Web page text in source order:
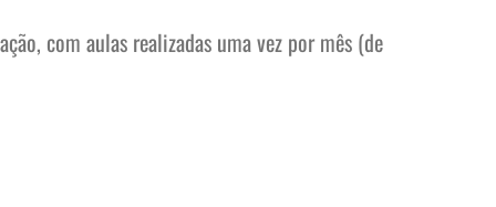
com aulas realizadas uma vez por mês (de